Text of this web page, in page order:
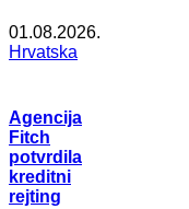
01.08.2026.
Hrvatska
Agencija
Fitch
potvrdila
kreditni
rejting